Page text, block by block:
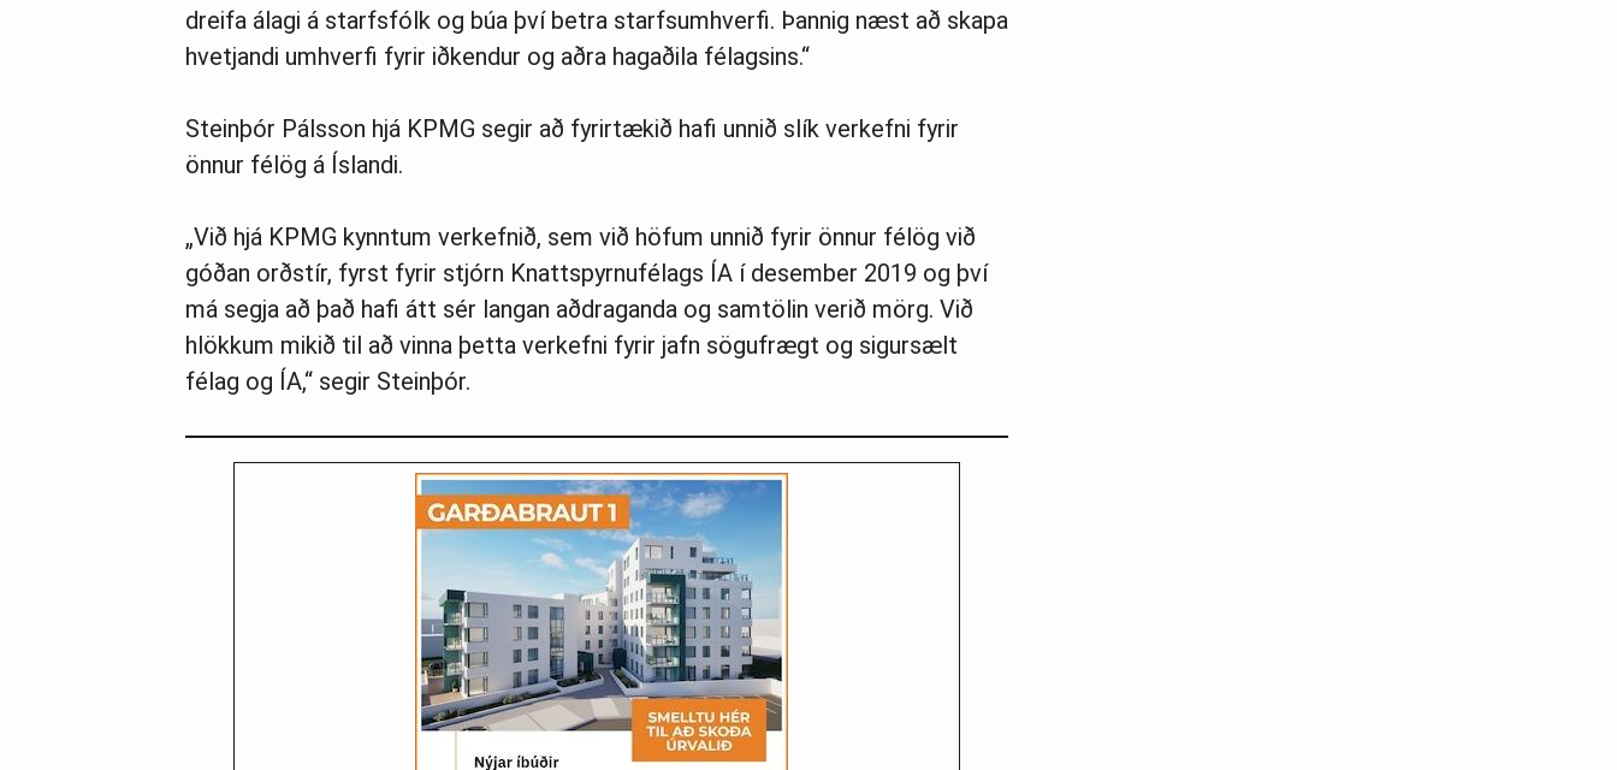
dreifa álagi á starfsfólk og búa því betra starfsumhverfi. Þannig næst að skapa
hvetjandi umhverfi fyrir iðkendur og aðra hagaðila félagsins.“
Steinþór Pálsson hjá KPMG segir að fyrirtækið hafi unnið slík verkefni fyrir
önnur félög á Íslandi.
„Við hjá KPMG kynntum verkefnið, sem við höfum unnið fyrir önnur félög við
góðan orðstír, fyrst fyrir stjórn Knattspyrnufélags ÍA í desember 2019 og því
má segja að það hafi átt sér langan aðdraganda og samtölin verið mörg. Við
hlökkum mikið til að vinna þetta verkefni fyrir jafn sögufrægt og sigursælt
félag og ÍA,“ segir Steinþór.